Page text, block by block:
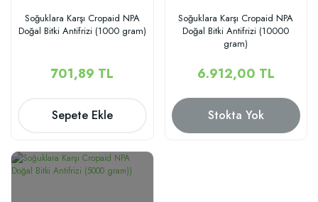
Soğuklara Karşı Cropaid NPA
Doğal Bitki Antifrizi (1000 gram)
701,89 TL
Sepete Ekle
Soğuklara Karşı Cropaid NPA
Doğal Bitki Antifrizi (10000
gram)
6.912,00 TL
Stokta Yok